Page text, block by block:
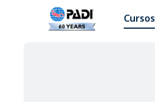
Cursos